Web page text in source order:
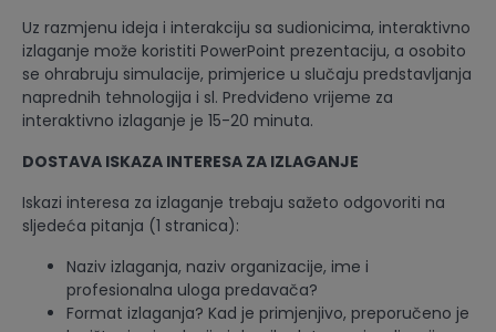
Uz razmjenu ideja i interakciju sa sudionicima, interaktivno
izlaganje može koristiti PowerPoint prezentaciju, a osobito
se ohrabruju simulacije, primjerice u slučaju predstavljanja
naprednih tehnologija i sl. Predviđeno vrijeme za
interaktivno izlaganje je 15-20 minuta.
DOSTAVA ISKAZA INTERESA ZA IZLAGANJE
Iskazi interesa za izlaganje trebaju sažeto odgovoriti na
sljedeća pitanja (1 stranica):
Naziv izlaganja, naziv organizacije, ime i
profesionalna uloga predavača?
Format izlaganja? Kad je primjenjivo, preporučeno je